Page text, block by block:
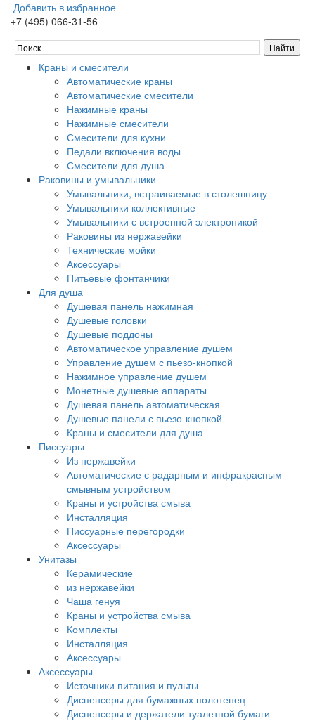
Добавить в избранное
+7 (495) 066-31-56
Краны и смесители
Автоматические краны
Автоматические смесители
Нажимные краны
Нажимные смесители
Смесители для кухни
Педали включения воды
Смесители для душа
Раковины и умывальники
Умывальники, встраиваемые в столешницу
Умывальники коллективные
Умывальники с встроенной электроникой
Раковины из нержавейки
Технические мойки
Аксессуары
Питьевые фонтанчики
Для душа
Душевая панель нажимная
Душевые головки
Душевые поддоны
Автоматическое управление душем
Управление душем с пьезо-кнопкой
Нажимное управление душем
Монетные душевые аппараты
Душевая панель автоматическая
Душевые панели с пьезо-кнопкой
Краны и смесители для душа
Писсуары
Из нержавейки
Автоматические с радарным и инфракрасным
смывным устройством
Краны и устройства смыва
Инсталляция
Писсуарные перегородки
Аксессуары
Унитазы
Керамические
из нержавейки
Чаша генуя
Краны и устройства смыва
Комплекты
Инсталляция
Аксессуары
Аксессуары
Источники питания и пульты
Диспенсеры для бумажных полотенец
Диспенсеры и держатели туалетной бумаги